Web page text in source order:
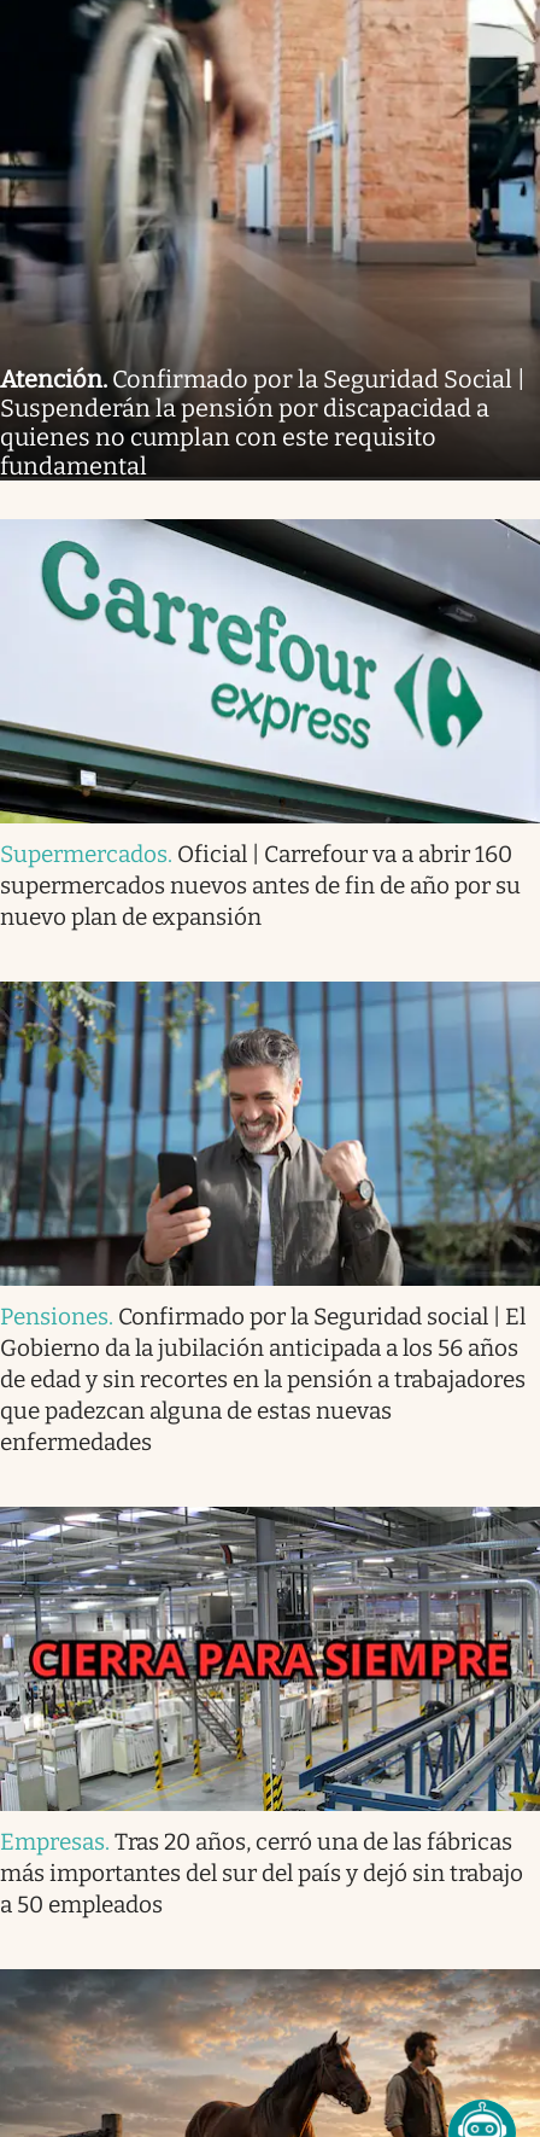
Atención. Confirmado por la Seguridad Social |
Suspenderán la pensión por discapacidad a
quienes no cumplan con este requisito
fundamental
Supermercados. Oficial | Carrefour va a abrir 160
supermercados nuevos antes de fin de año por su
nuevo plan de expansión
Pensiones. Confirmado por la Seguridad social | El
Gobierno da la jubilación anticipada a los 56 años
de edad y sin recortes en la pensión a trabajadores
que padezcan alguna de estas nuevas
enfermedades
Empresas. Tras 20 años, cerró una de las fábricas
más importantes del sur del país y dejó sin trabajo
a 50 empleados